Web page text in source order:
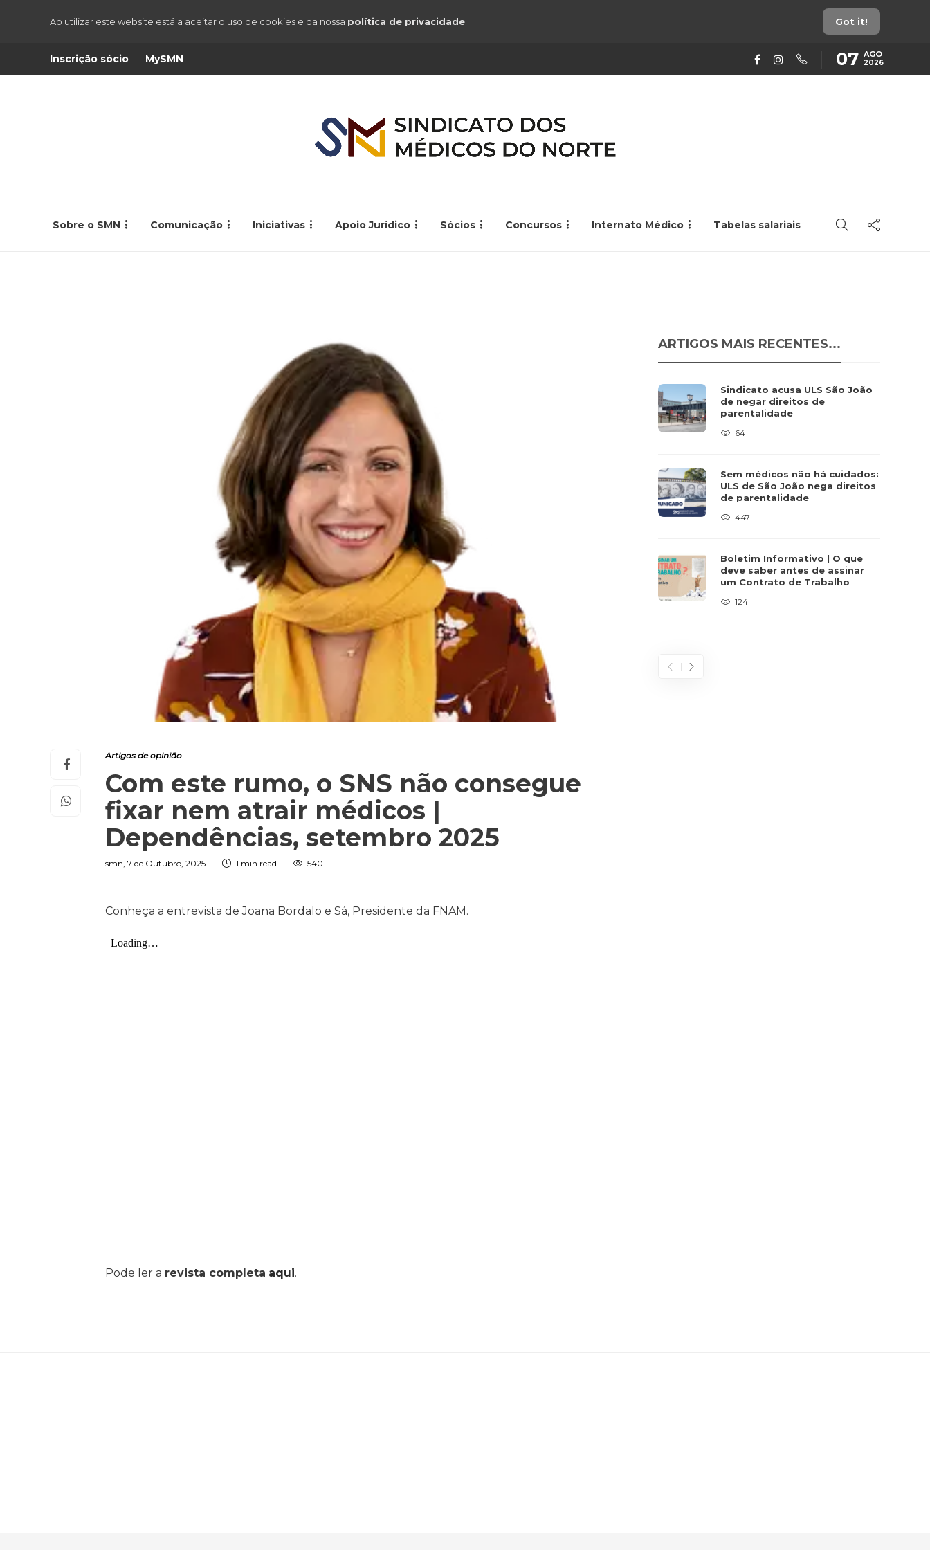
Ao utilizar este website está a aceitar o uso de cookies e da nossa política de privacidade Got it!
Inscrição sócio MySMN 07 AGO
2026
Sobre o SMN Comunicação Iniciativas Apoio Jurídico Sócios Concursos Internato Médico Tabelas salariais
Artigos de opinião
Com este rumo, o SNS não consegue
fixar nem atrair médicos |
Dependências, setembro 2025
smn 7 de Outubro, 2025 1 min read 540
Conheça a entrevista de Joana Bordalo e Sá, Presidente da FNAM.
Pode ler a revista completa aqui.
ARTIGOS MAIS RECENTES...
Sindicato acusa ULS São João
de negar direitos de
parentalidade
64
Sem médicos não há cuidados:
ULS de São João nega direitos
de parentalidade
447
Boletim Informativo | O que
deve saber antes de assinar
um Contrato de Trabalho
124